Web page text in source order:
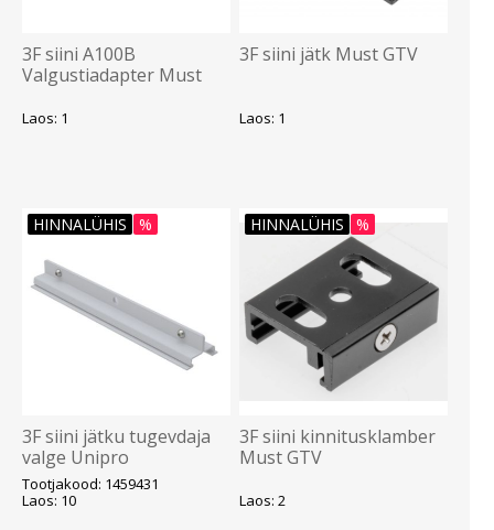
3F siini A100B
Valgustiadapter Must
Laos: 1
3F siini jätk Must GTV
Laos: 1
HINNALÜHIS %
3F siini jätku tugevdaja
valge Unipro
Tootjakood: 1459431
Laos: 10
HINNALÜHIS %
3F siini kinnitusklamber
Must GTV
Laos: 2